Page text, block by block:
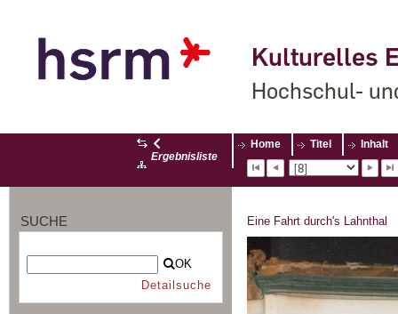
Kulturelles
Hochschul-
Ergebnisliste
Home Titel Inhalt
SUCHE
OK
Detailsuche
Eine Fahrt durch's Lahnthal